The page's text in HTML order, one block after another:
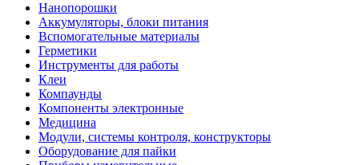
Нанопорошки
Аккумуляторы, блоки питания
Вспомогательные материалы
Герметики
Инструменты для работы
Клеи
Компаунды
Компоненты электронные
Медицина
Модули, системы контроля, конструкторы
Оборудование для пайки